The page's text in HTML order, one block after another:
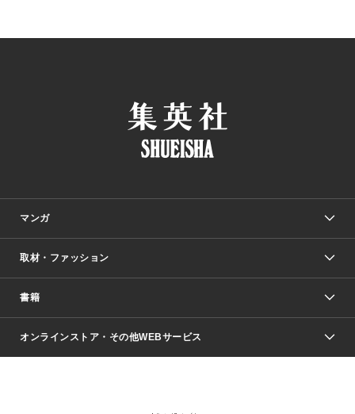
マンガ
少年マンガ
Vジャンプ
週刊ヤングジャンプ
少女マンガ
取材・ファッション
Seventeen
芸能・情報・スポーツ
書籍
文芸・文庫・総合
オンラインストア・その他WEBサービス